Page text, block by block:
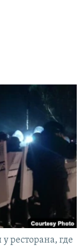
ресторана, где